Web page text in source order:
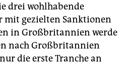
drei wohlhabende
mit gezielten Sanktionen
in Großbritannien werde
nach Großbritannien
die erste Tranche an